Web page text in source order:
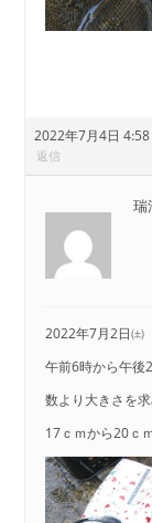
2022年7月4日
返信
瑞
2022年7月2日㈯
午前6時から午後
数より大きさを
17ｃｍから20ｃ